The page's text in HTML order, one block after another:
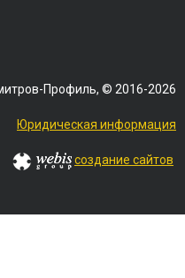
Профиль, © 2016-2026
Юридическая информация
создание сайтов